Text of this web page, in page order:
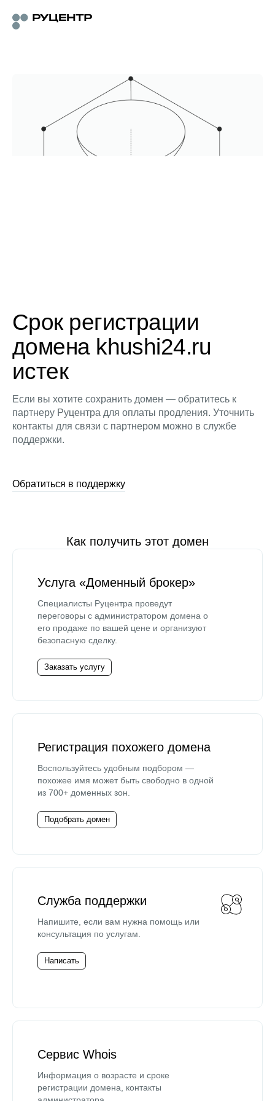
Срок регистрации
домена khushi24.ru
истек
Если вы хотите сохранить домен — обратитесь к
партнеру Руцентра для оплаты продления. Уточнить
контакты для связи с партнером можно в службе
поддержки.
Обратиться в поддержку
Как получить этот домен
Услуга «Доменный брокер»
Специалисты Руцентра проведут
переговоры с администратором домена о
его продаже по вашей цене и организуют
безопасную сделку.
Заказать услугу
Регистрация похожего домена
Воспользуйтесь удобным подбором —
похожее имя может быть свободно в одной
из 700+ доменных зон.
Подобрать домен
Служба поддержки
Напишите, если вам нужна помощь или
консультация по услугам.
Написать
Сервис Whois
Информация о возрасте и сроке
регистрации домена, контакты